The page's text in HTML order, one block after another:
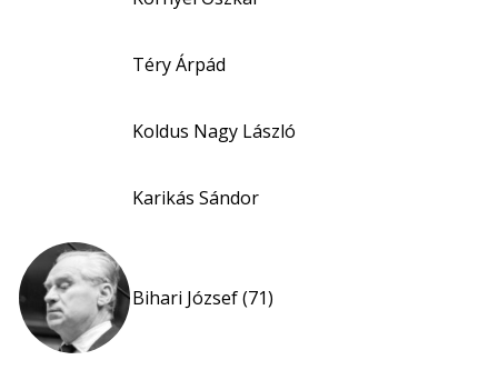
Téry Árpád
Koldus Nagy László
Karikás Sándor
Bihari József (71)